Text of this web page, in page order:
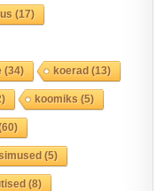
(17)
(34) koerad(13)
koomiks (5)
(5)
(8)